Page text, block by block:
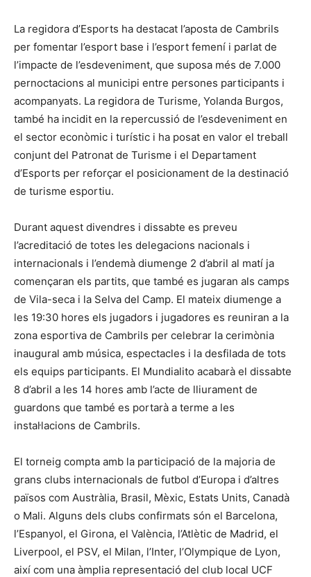
La regidora d’Esports ha destacat l’aposta de Cambrils
per fomentar l’esport base i l’esport femení i parlat de
l’impacte de l’esdeveniment, que suposa més de 7.000
pernoctacions al municipi entre persones participants i
acompanyats. La regidora de Turisme, Yolanda Burgos,
també ha incidit en la repercussió de l’esdeveniment en
el sector econòmic i turístic i ha posat en valor el treball
conjunt del Patronat de Turisme i el Departament
d’Esports per reforçar el posicionament de la destinació
de turisme esportiu.
Durant aquest divendres i dissabte es preveu
l’acreditació de totes les delegacions nacionals i
internacionals i l’endemà diumenge 2 d’abril al matí ja
començaran els partits, que també es jugaran als camps
de Vila-seca i la Selva del Camp. El mateix diumenge a
les 19:30 hores els jugadors i jugadores es reuniran a la
zona esportiva de Cambrils per celebrar la cerimònia
inaugural amb música, espectacles i la desfilada de tots
els equips participants. El Mundialito acabarà el dissabte
8 d’abril a les 14 hores amb l’acte de lliurament de
guardons que també es portarà a terme a les
instal·lacions de Cambrils.
El torneig compta amb la participació de la majoria de
grans clubs internacionals de futbol d’Europa i d’altres
països com Austràlia, Brasil, Mèxic, Estats Units, Canadà
o Mali. Alguns dels clubs confirmats són el Barcelona,
l’Espanyol, el Girona, el València, l’Atlètic de Madrid, el
Liverpool, el PSV, el Milan, l’Inter, l’Olympique de Lyon,
així com una àmplia representació del club local UCF